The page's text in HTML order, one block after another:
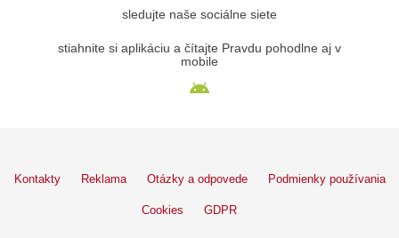
sledujte naše sociálne siete
stiahnite si aplikáciu a čítajte Pravdu pohodlne aj v
mobile
Kontakty Reklama Otázky a odpovede Podmienky používania
Cookies GDPR